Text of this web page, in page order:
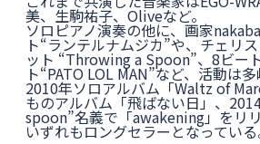
美、生駒祐子、Oliveなど。
ソロピアノ演奏の他に、画家
ト“ランテルナムジカ”や、チェリ
ット “Throwing a Spoon”、8ビー
ト“PATO LOL MAN”など、活動は多
2010年ソロアルバム「Waltz of
ものアルバム「飛ばない日」、
spoon”名義で「awakening」をリリ
いずれもロングセラーとなっている